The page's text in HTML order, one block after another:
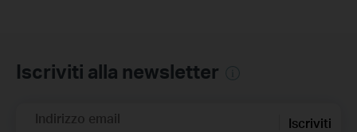
Iscriviti alla newsletter
Indirizzo email Iscriviti